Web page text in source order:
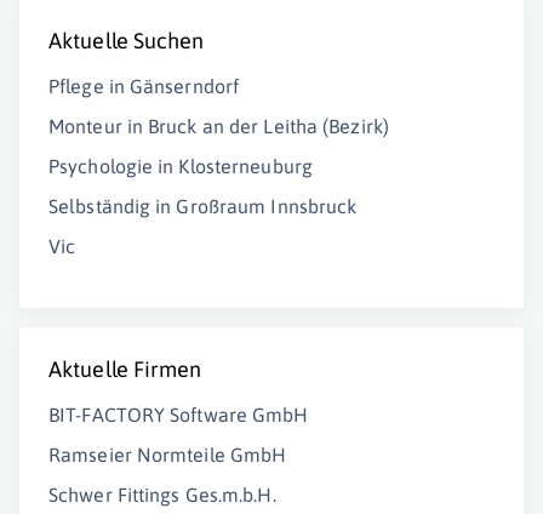
Aktuelle Suchen
Pflege in Gänserndorf
Monteur in Bruck an der Leitha (Bezirk)
Psychologie in Klosterneuburg
Selbständig in Großraum Innsbruck
Vic
Aktuelle Firmen
BIT-FACTORY Software GmbH
Ramseier Normteile GmbH
Schwer Fittings Ges.m.b.H.